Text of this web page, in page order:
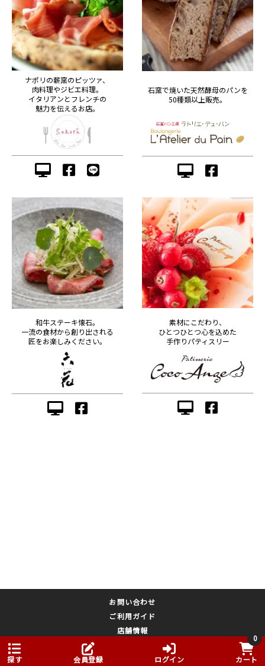
探す 会員登録 ログイン
0
カート
ナポリの薪窯のピッツァ、
肉料理やジビエ料理。
イタリアンとフレンチの
魅力を伝えるお店。
石窯で焼いた天然酵母のパンを
50種類以上販売。
和牛ステーキ懐石。
一流の食材から創り出される
匠をお楽しみください。
素材にこだわり、
ひとつひとつ心を込めた
手作りパティスリー
お問い合わせ
ご利用ガイド
店舗情報
プライバシーポリシー